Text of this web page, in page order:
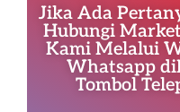
Jika Ada
Hubungi
Kami Melalui
Whatsapp
Tombol